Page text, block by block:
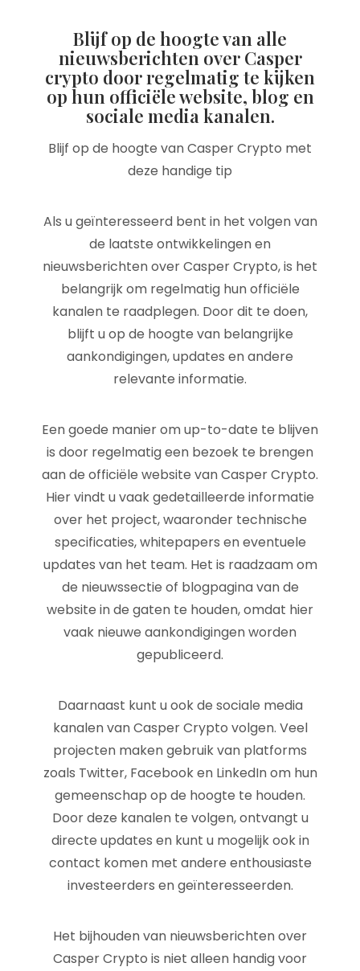
Blijf op de hoogte van alle
nieuwsberichten over Casper
crypto door regelmatig te kijken
op hun officiële website, blog en
sociale media kanalen.
Blijf op de hoogte van Casper Crypto met
deze handige tip
Als u geïnteresseerd bent in het volgen van
de laatste ontwikkelingen en
nieuwsberichten over Casper Crypto, is het
belangrijk om regelmatig hun officiële
kanalen te raadplegen. Door dit te doen,
blijft u op de hoogte van belangrijke
aankondigingen, updates en andere
relevante informatie.
Een goede manier om up-to-date te blijven
is door regelmatig een bezoek te brengen
aan de officiële website van Casper Crypto.
Hier vindt u vaak gedetailleerde informatie
over het project, waaronder technische
specificaties, whitepapers en eventuele
updates van het team. Het is raadzaam om
de nieuwssectie of blogpagina van de
website in de gaten te houden, omdat hier
vaak nieuwe aankondigingen worden
gepubliceerd.
Daarnaast kunt u ook de sociale media
kanalen van Casper Crypto volgen. Veel
projecten maken gebruik van platforms
zoals Twitter, Facebook en LinkedIn om hun
gemeenschap op de hoogte te houden.
Door deze kanalen te volgen, ontvangt u
directe updates en kunt u mogelijk ook in
contact komen met andere enthousiaste
investeerders en geïnteresseerden.
Het bijhouden van nieuwsberichten over
Casper Crypto is niet alleen handig voor